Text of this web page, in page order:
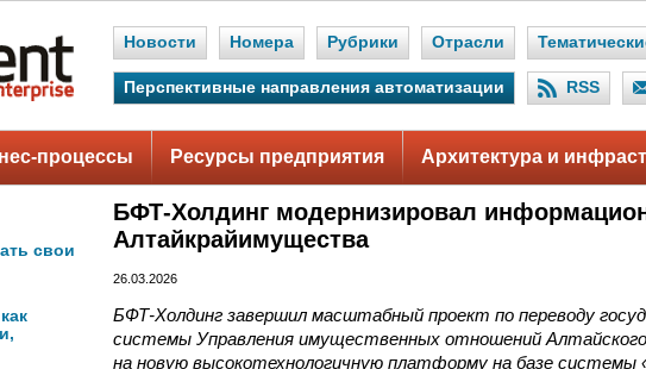
Новости Номера Рубрики Отрасли
Перспективные направления автоматизации RSS
процессы Ресурсы предприятия Архитектура и
свои
БФТ-Холдинг модернизировал
Алтайкрайимущества
26.03.2026
БФТ-Холдинг завершил масштабный проект по переводу
системы Управления имущественных отношений
на новую высокотехнологичную платформу на базе